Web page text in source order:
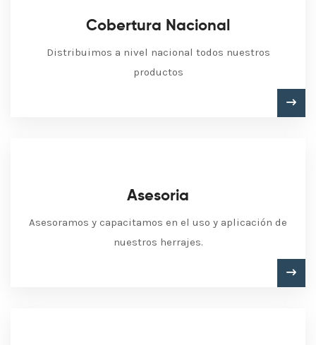
Cobertura Nacional
Distribuimos a nivel nacional todos nuestros
productos
Asesoria
Asesoramos y capacitamos en el uso y aplicación de
nuestros herrajes.